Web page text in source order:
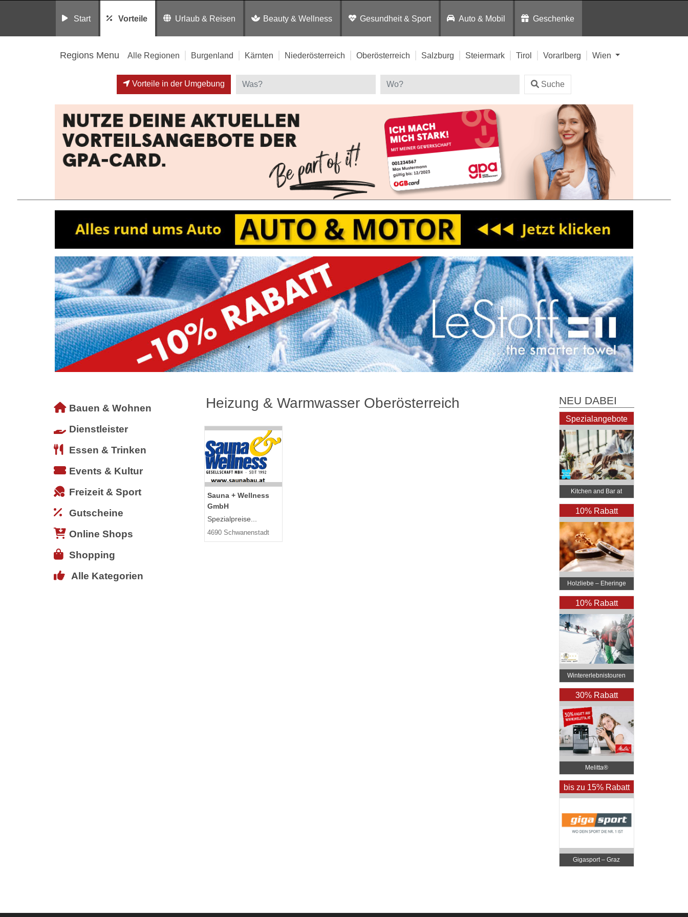
Start Vorteile Urlaub & Reisen Beauty & Wellness Gesundheit & Sport Auto & Mobil Geschenke
Regions Menu Alle Regionen Burgenland Kärnten Niederösterreich Oberösterreich Salzburg Steiermark Tirol Vorarlberg Wien
Vorteile in der Umgebung Suche
Bauen & Wohnen
Dienstleister
Essen & Trinken
Events & Kultur
Freizeit & Sport
Gutscheine
Online Shops
Shopping
Alle Kategorien
Heizung & Warmwasser Oberösterreich
Sauna + Wellness
GmbH
Spezialpreise...
4690 Schwanenstadt
NEU DABEI
Spezialangebote
Kitchen and Bar at
Courtyard Linz
10% Rabatt
Holzliebe – Eheringe
aus Holz
10% Rabatt
Wintererlebnistouren
30% Rabatt
Melitta®
bis zu 15% Rabatt
Gigasport – Graz